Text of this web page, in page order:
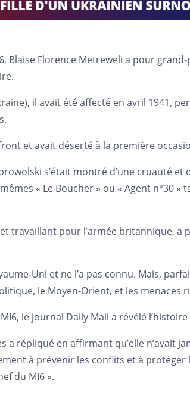
Blaise Florence Metreweli a pour
il avait été affecté en avril 1941,
et avait déserté à la première
s’était montré d’une cruauté et
« Le Boucher » ou « Agent n°30
travaillant pour l’armée britannique,
Uni et ne l’a pas connu. Mais,
le Moyen-Orient, et les menaces
le journal Daily Mail a révélé
répliqué en affirmant qu’elle n’avait
à prévenir les conflits et à
du MI6 ».